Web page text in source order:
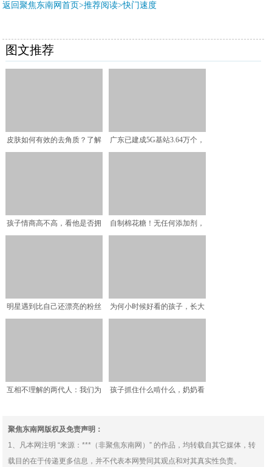
返回聚焦东南网首页>推荐阅读>快门速度
图文推荐
皮肤如何有效的去角质？了解
广东已建成5G基站3.64万个，
孩子情商高不高，看他是否拥
自制棉花糖！无任何添加剂，
明星遇到比自己还漂亮的粉丝
为何小时候好看的孩子，长大
互相不理解的两代人：我们为
孩子抓住什么啃什么，奶奶看
聚焦东南网版权及免责声明：
1、凡本网注明 “来源：***（非聚焦东南网）” 的作品，均转载自其它媒体，转
载目的在于传递更多信息，并不代表本网赞同其观点和对其真实性负责。